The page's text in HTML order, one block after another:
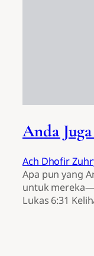
Anda
Ach Dhofir
Apa pun yang
untuk
Lukas 6:31